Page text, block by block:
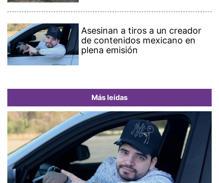
Asesinan a tiros a un creador
de contenidos mexicano en
plena emisión
Más leídas